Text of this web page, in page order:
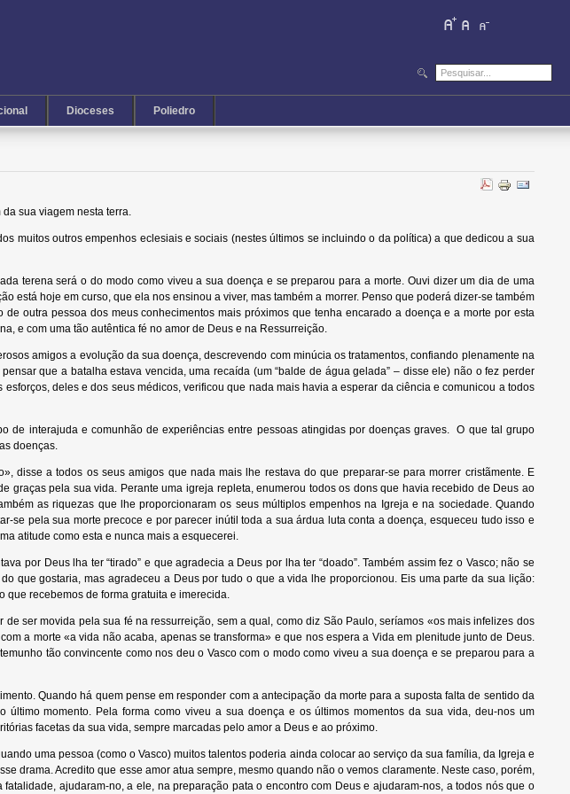
Dioceses Poliedro
sua viagem nesta terra.
muitos outros empenhos eclesiais e sociais (nestes últimos se incluindo o da política) a que dedicou a sua
terena será o do modo como viveu a sua doença e se preparou para a morte. Ouvi dizer um dia de uma
está hoje em curso, que ela nos ensinou a viver, mas também a morrer. Penso que poderá dizer-se também
outra pessoa dos meus conhecimentos mais próximos que tenha encarado a doença e a morte por esta
e com uma tão autêntica fé no amor de Deus e na Ressurreição.
amigos a evolução da sua doença, descrevendo com minúcia os tratamentos, confiando plenamente na
que a batalha estava vencida, uma recaída (um “balde de água gelada” – disse ele) não o fez perder
deles e dos seus médicos, verificou que nada mais havia a esperar da ciência e comunicou a todos
de interajuda e comunhão de experiências entre pessoas atingidas por doenças graves. O que tal grupo
doenças.
disse a todos os seus amigos que nada mais lhe restava do que preparar-se para morrer cristãmente. E
graças pela sua vida. Perante uma igreja repleta, enumerou todos os dons que havia recebido de Deus ao
as riquezas que lhe proporcionaram os seus múltiplos empenhos na Igreja e na sociedade. Quando
se pela sua morte precoce e por parecer inútil toda a sua árdua luta conta a doença, esqueceu tudo isso e
atitude como esta e nunca mais a esquecerei.
por Deus lha ter “tirado” e que agradecia a Deus por lha ter “doado”. Também assim fez o Vasco; não se
que gostaria, mas agradeceu a Deus por tudo o que a vida lhe proporcionou. Eis uma parte da sua lição:
que recebemos de forma gratuita e imerecida.
ser movida pela sua fé na ressurreição, sem a qual, como diz São Paulo, seríamos «os mais infelizes dos
a morte «a vida não acaba, apenas se transforma» e que nos espera a Vida em plenitude junto de Deus.
tão convincente como nos deu o Vasco com o modo como viveu a sua doença e se preparou para a
Quando há quem pense em responder com a antecipação da morte para a suposta falta de sentido da
momento. Pela forma como viveu a sua doença e os últimos momentos da sua vida, deu-nos um
facetas da sua vida, sempre marcadas pelo amor a Deus e ao próximo.
uma pessoa (como o Vasco) muitos talentos poderia ainda colocar ao serviço da sua família, da Igreja e
drama. Acredito que esse amor atua sempre, mesmo quando não o vemos claramente. Neste caso, porém,
ajudaram-no, a ele, na preparação pata o encontro com Deus e ajudaram-nos, a todos nós que o